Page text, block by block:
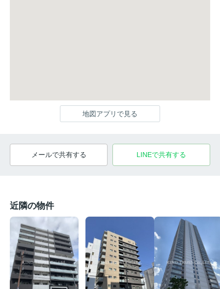
地図アプリで見る
メールで共有する LINEで共有する
近隣の物件